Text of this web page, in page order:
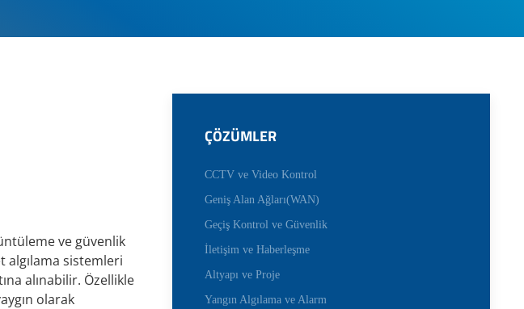
ve güvenlik
algılama sistemleri
alınabilir. Özellikle
olarak
ÇÖZÜMLER
CCTV ve Video Kontrol
Geniş Alan Ağları(WAN)
Geçiş Kontrol ve Güvenlik
İletişim ve Haberleşme
Altyapı ve Proje
Yangın Algılama ve Alarm